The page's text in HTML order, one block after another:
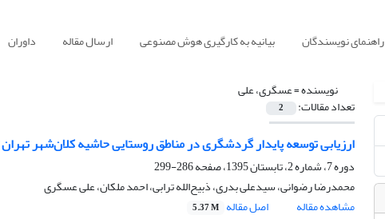
راهنمای نویسندگان بیانیه به کارگیری هوش مصنوعی ارسال مقاله داوران
نویسنده =عسگری، علی
تعداد مقالات: 2
ارزیابی توسعه پایدار گردشگری در مناطق روستایی حاشیه کلان‌شهر
دوره 7، شماره 2، تابستان 1395، صفحه
286-299
محمدرضا رضوانی، سیدعلی بدری، ذبیح‌الله ترابی، احمد ملکان، علی عسگری
مشاهده مقاله
اصل مقاله 5.37 M